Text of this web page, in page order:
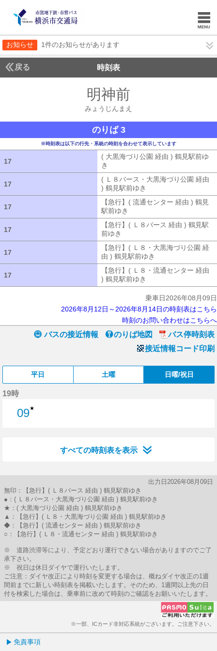
お知らせ 1件のお知らせがあります
戻る 時刻表
明神前
みょうじんまえ
のりば 3
※時刻表は以下の行先・系統の時刻を合わせて表示しています
17
( 大黒海づり公園 経由 ) 鶴見駅前ゆ
き
17
( Ｌ８バース・大黒海づり公園 経由
) 鶴見駅前ゆき
17
【急行】( 流通センター 経由 ) 鶴見
駅前ゆき
17
【急行】( Ｌ８バース 経由 ) 鶴見駅
前ゆき
17
【急行】( Ｌ８・大黒海づり公園 経
由 ) 鶴見駅前ゆき
17
【急行】( Ｌ８・流通センター 経由
) 鶴見駅前ゆき
乗車日2026年08月09日
2026年8月12日～2026年8月14日の時刻表はこちら
時刻のお問い合わせはこちらへ
バスの接近情報 のりば地図
バス停時刻表
接近情報コード印刷
平日 土曜 日曜/祝日
19時
09★
すべての時刻表を表示
出力日2026年08月09日
無印：【急行】( Ｌ８バース 経由 ) 鶴見駅前ゆき
●：( Ｌ８バース・大黒海づり公園 経由 ) 鶴見駅前ゆき
★：( 大黒海づり公園 経由 ) 鶴見駅前ゆき
▲：【急行】( Ｌ８・大黒海づり公園 経由 ) 鶴見駅前ゆき
◆：【急行】( 流通センター 経由 ) 鶴見駅前ゆき
○：【急行】( Ｌ８・流通センター 経由 ) 鶴見駅前ゆき
※ 道路渋滞等により、予定どおり運行できない場合がありますのでご了
承下さい。
※ 祝日は休日ダイヤで運行いたします。
ご注意：ダイヤ改正により時刻を変更する場合は、概ねダイヤ改正の1週
間前までに新しい時刻表を掲載いたします。そのため、1週間以上先の日
付を検索した場合は、乗車前に改めて時刻のご確認をお願いいたします。
※一部、ICカード非対応系統がございます。ご注意下さい。
免責事項